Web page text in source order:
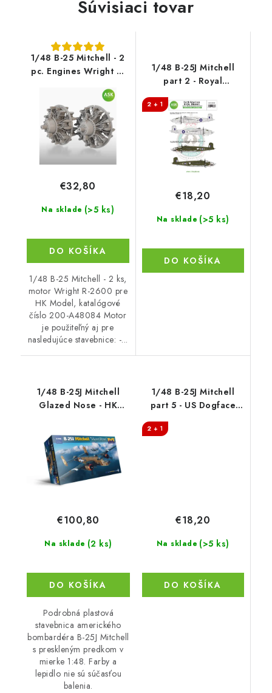
Súvisiaci tovar
1/48 B-25 Mitchell - 2
pc. Engines Wright R-
Catalog number 200-
A48084
Na sklade (>5 ks)
€32,80
DO KOŠÍKA
1/48 B-25 Mitchell - 2 ks,
motor Wright R-2600 pre
HK Model, katalógové
číslo 200-A48084 Motor
je použiteľný aj pre
nasledujúce stavebnice: -...
1/48 B-25J Mitchell
part 2 - Royal
Australian Air Force
2 + 1
Na sklade (>5 ks)
€18,20
DO KOŠÍKA
1/48 B-25J Mitchell
Glazed Nose - HK
Na sklade (2 ks)
€100,80
DO KOŠÍKA
Podrobná plastová
stavebnica amerického
bombardéra B-25J Mitchell
s preskleným predkom v
mierke 1:48. Farby a
lepidlo nie sú súčasťou
balenia.
1/48 B-25J Mitchell
part 5 - US Dogface
Squadron, "Shirley
Ann" & "Tuff Stuff",
2 + 1
Na sklade (>5 ks)
€18,20
DO KOŠÍKA